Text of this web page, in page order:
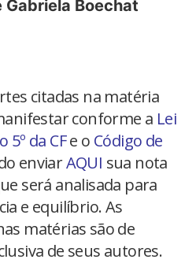
Boechat
citadas na matéria
conforme a Lei
5º da CFe o Código de
enviarAQUI sua nota
será analisada para
e equilíbrio. As
matérias são de
de seus autores.